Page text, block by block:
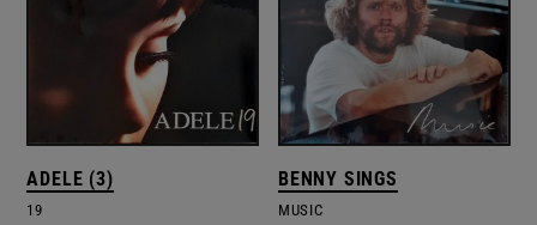
ADELE (3)
19
BENNY SINGS
MUSIC